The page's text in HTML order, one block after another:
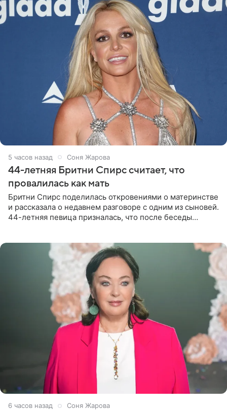
5 часов назад Соня Жарова
44-летняя Бритни Спирс считает, что
провалилась как мать
Бритни Спирс поделилась откровениями о материнстве
и рассказала о недавнем разговоре с одним из сыновей.
44-летняя певица призналась, что после беседы
6 часов назад Соня Жарова